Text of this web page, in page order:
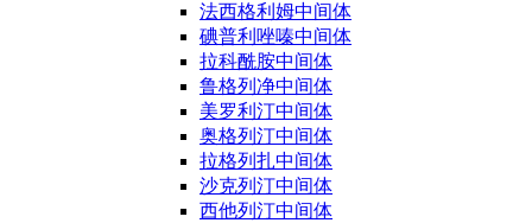
法西格利姆中间体
碘普利唑嗪中间体
拉科酰胺中间体
鲁格列净中间体
美罗利汀中间体
奥格列汀中间体
拉格列扎中间体
沙克列汀中间体
西他列汀中间体